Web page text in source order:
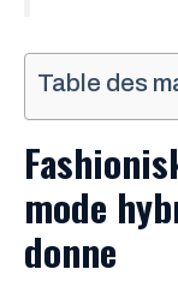
Table des
mode
donne